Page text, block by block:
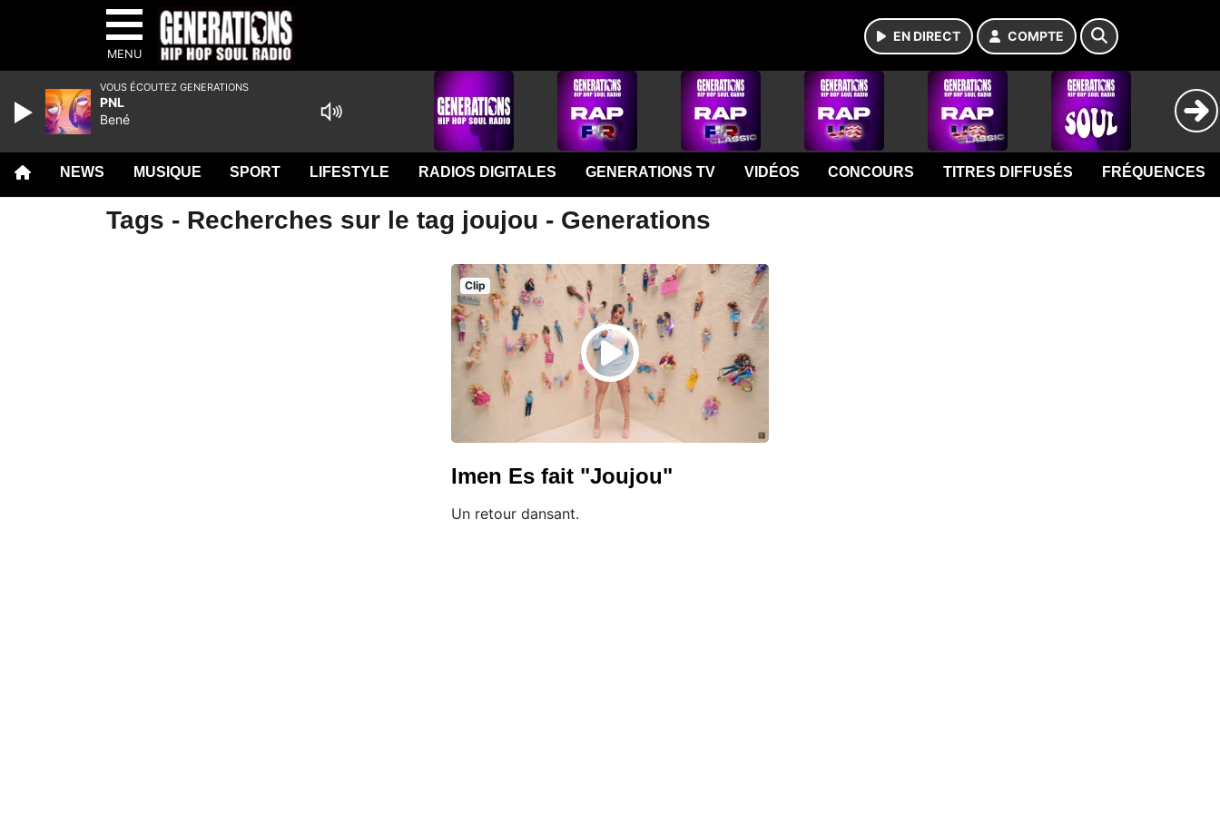
MENU
EN DIRECT COMPTE
NEWS MUSIQUE SPORT LIFESTYLE RADIOS DIGITALES GENERATIONS TV VIDÉOS CONCOURS TITRES DIFFUSÉS FRÉQUENCES
Tags - Recherches sur le tag joujou - Generations
Clip
Imen Es fait "Joujou"
Un retour dansant.
VOUS ÉCOUTEZ GENERATIONS
PNL
Bené